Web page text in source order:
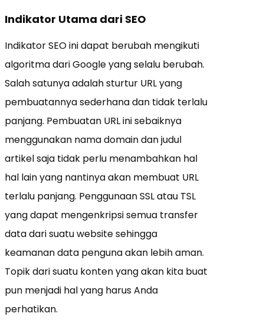
Indikator Utama dari SEO
Indikator SEO ini dapat berubah mengikuti
algoritma dari Google yang selalu berubah.
Salah satunya adalah sturtur URL yang
pembuatannya sederhana dan tidak terlalu
panjang. Pembuatan URL ini sebaiknya
menggunakan nama domain dan judul
artikel saja tidak perlu menambahkan hal
hal lain yang nantinya akan membuat URL
terlalu panjang. Penggunaan SSL atau TSL
yang dapat mengenkripsi semua transfer
data dari suatu website sehingga
keamanan data penguna akan lebih aman.
Topik dari suatu konten yang akan kita buat
pun menjadi hal yang harus Anda
perhatikan.